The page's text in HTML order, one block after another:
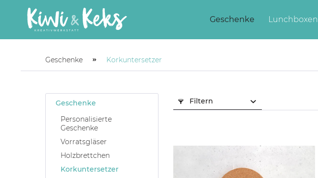
Geschenke Lunchboxen
Geschenke Korkuntersetzer
Geschenke
Personalisierte
Geschenke
Vorratsgläser
Holzbrettchen
Korkuntersetzer
Filtern